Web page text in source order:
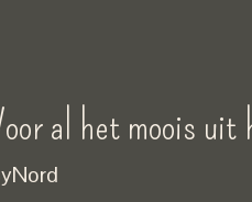
al het moois uit